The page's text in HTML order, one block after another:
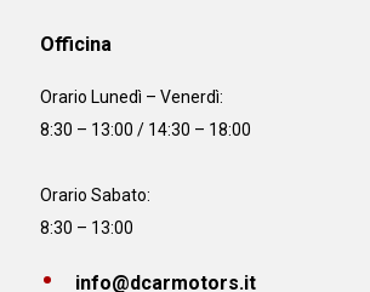
Officina
Orario Lunedì – Venerdì:
8:30 – 13:00 / 14:30 – 18:00
Orario Sabato:
8:30 – 13:00
info@dcarmotors.it